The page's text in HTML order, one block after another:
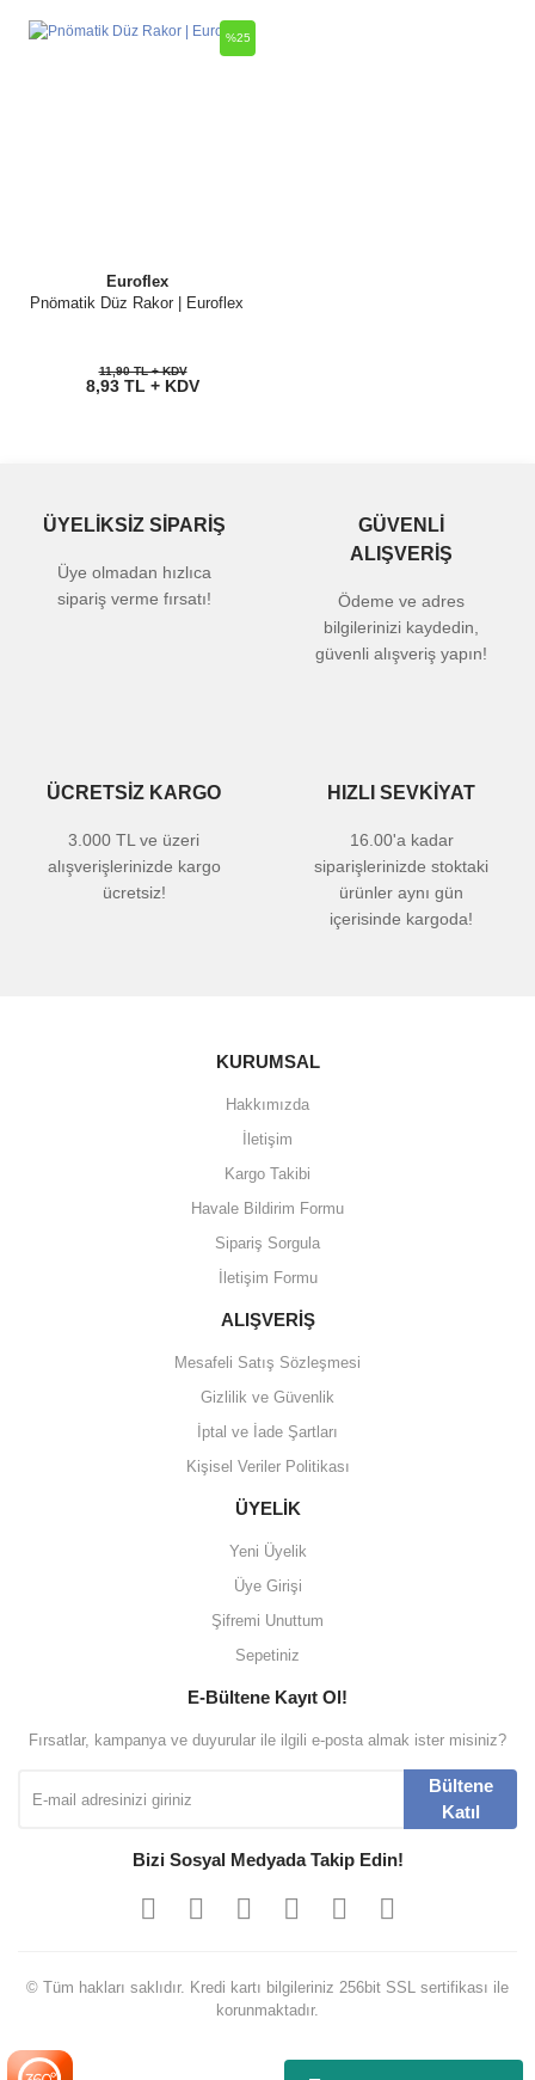
Euroflex
Pnömatik Düz Rakor | Euroflex
%25
11,90 TL + KDV
8,93 TL + KDV
ÜYELİKSİZ SİPARİŞ
Üye olmadan hızlıca
sipariş verme fırsatı!
GÜVENLİ
ALIŞVERİŞ
Ödeme ve adres
bilgilerinizi kaydedin,
güvenli alışveriş yapın!
ÜCRETSİZ KARGO
3.000 TL ve üzeri
alışverişlerinizde kargo
ücretsiz!
HIZLI SEVKİYAT
16.00'a kadar
siparişlerinizde stoktaki
ürünler aynı gün
içerisinde kargoda!
KURUMSAL
Hakkımızda
İletişim
Kargo Takibi
Havale Bildirim Formu
Sipariş Sorgula
İletişim Formu
ALIŞVERİŞ
Mesafeli Satış Sözleşmesi
Gizlilik ve Güvenlik
İptal ve İade Şartları
Kişisel Veriler Politikası
ÜYELİK
Yeni Üyelik
Üye Girişi
Şifremi Unuttum
Sepetiniz
E-Bültene Kayıt Ol!
Fırsatlar, kampanya ve duyurular ile ilgili e-posta almak ister misiniz?
Bültene
Katıl
Bizi Sosyal Medyada Takip Edin!
© Tüm hakları saklıdır. Kredi kartı bilgileriniz 256bit SSL sertifikası ile
korunmaktadır.